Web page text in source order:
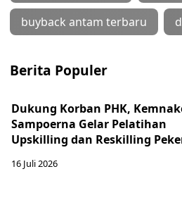
buyback antam terbaru
Berita Populer
Dukung Korban PHK,
Sampoerna Gelar Pelatihan
Upskilling dan Reskilling
16 Juli 2026